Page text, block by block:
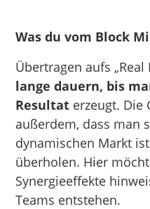
Was du vom Block
Übertragen aufs „Real
lange dauern, bis
Resultat erzeugt. Die
außerdem, dass man
dynamischen Markt
überholen. Hier
Synergieeffekte
Teams entstehen.